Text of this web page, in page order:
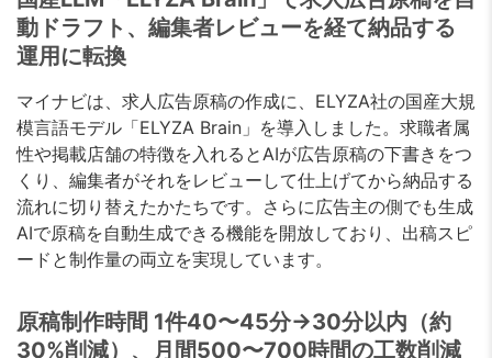
動ドラフト、編集者レビューを経て納品する
運用に転換
マイナビは、求人広告原稿の作成に、ELYZA社の国産大規
模言語モデル「ELYZA Brain」を導入しました。求職者属
性や掲載店舗の特徴を入れるとAIが広告原稿の下書きをつ
くり、編集者がそれをレビューして仕上げてから納品する
流れに切り替えたかたちです。さらに広告主の側でも生成
AIで原稿を自動生成できる機能を開放しており、出稿スピ
ードと制作量の両立を実現しています。
原稿制作時間 1件40〜45分→30分以内（約
30%削減）、月間500〜700時間の工数削減